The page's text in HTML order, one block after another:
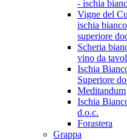
- ischia
Vigne del
ischia bianco
superiore
Scheria
vino da
Ischia
Superiore
Meditandum
Ischia
d.o.c.
Forastera
Grappa